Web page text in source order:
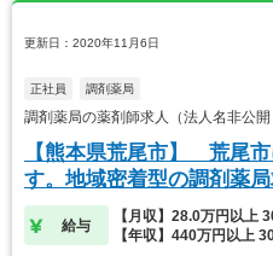
更新日：2020年11月6日
正社員 調剤薬局
調剤薬局の薬剤師求人（法人名非公
【熊本県荒尾市】 荒尾
す。地域密着型の調剤薬局
給与
【月収】28.0万円以上
【年収】440万円以上